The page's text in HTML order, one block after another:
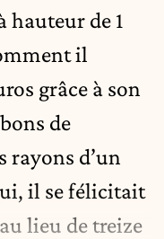
hauteur de 1
il
grâce à son
de
rayons d’un
il se félicitait
lieu de treize